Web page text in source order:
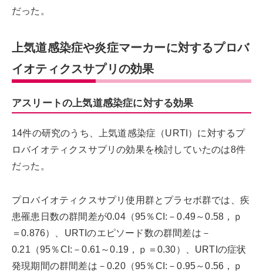
だった。
上気道感染症や炎症マーカーに対するプロバ
イオティクスサプリの効果
アスリートの上気道感染症に対する効果
14件の研究のうち、上気道感染症（URTI）に対するプ
ロバイオティクスサプリの効果を検討していたのは8件
だった。
プロバイオティクスサプリ使用群とプラセボ群では、疾
患罹患日数の群間差が0.04（95％CI:－0.49～0.58，ｐ
＝0.876）、URTIのエピソード数の群間差は－
0.21（95％CI:－0.61～0.19，ｐ＝0.30）、URTIの症状
発現期間の群間差は－0.20（95％CI:－0.95～0.56，ｐ